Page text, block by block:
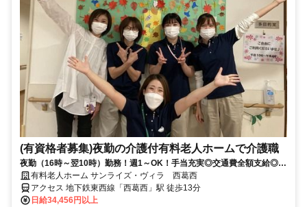
(有資格者募集)夜勤の介護付有料老人ホームで介護職
夜勤（16時～翌10時）勤務！週1～OK！手当充実◎交通費全額支給◎資
格を活かしてキャリアUP！
有料老人ホーム サンライズ・ヴィラ 西葛西
アクセス 地下鉄東西線「西葛西」駅 徒歩13分
日給34,456円以上